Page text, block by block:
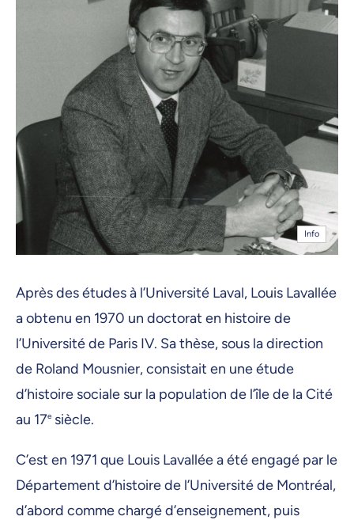
Info
Après des études à l’Université Laval, Louis Lavallée
a obtenu en 1970 un doctorat en histoire de
l’Université de Paris IV. Sa thèse, sous la direction
de Roland Mousnier, consistait en une étude
d’histoire sociale sur la population de l’île de la Cité
au 17e siècle.
C’est en 1971 que Louis Lavallée a été engagé par le
Département d’histoire de l’Université de Montréal,
d’abord comme chargé d’enseignement, puis